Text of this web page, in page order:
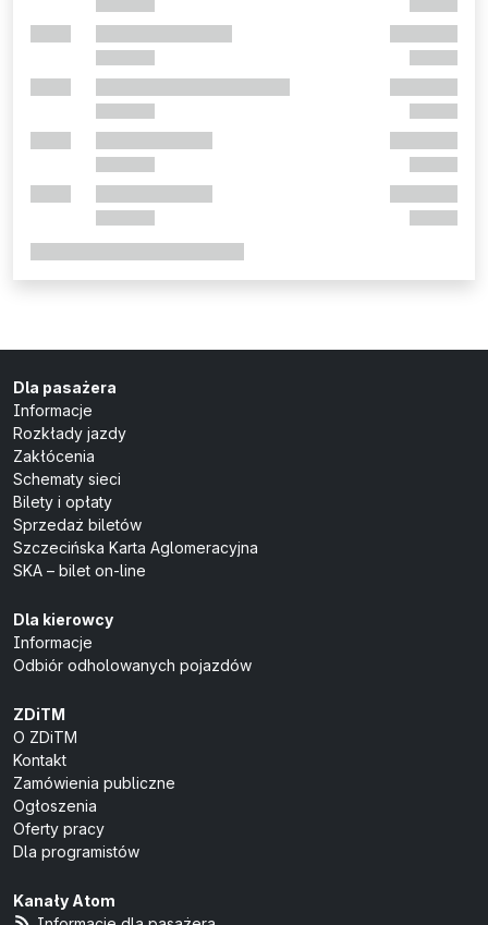
Dla pasażera
Informacje
Rozkłady jazdy
Zakłócenia
Schematy sieci
Bilety i opłaty
Sprzedaż biletów
Szczecińska Karta Aglomeracyjna
SKA – bilet on-line
Dla kierowcy
Informacje
Odbiór odholowanych pojazdów
ZDiTM
O ZDiTM
Kontakt
Zamówienia publiczne
Ogłoszenia
Oferty pracy
Dla programistów
Kanały Atom